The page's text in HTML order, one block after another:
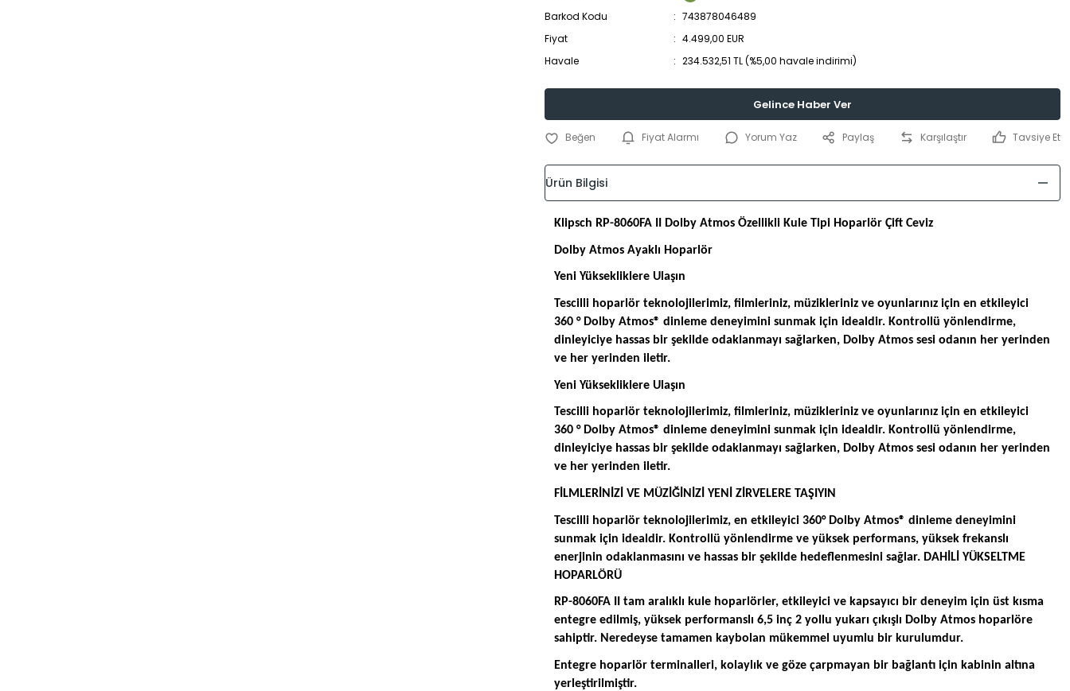
Barkod Kodu
743878046489
Fiyat
4.499,00 EUR
Havale
234.532,51 TL (%5,00 havale indirimi)
Gelince Haber Ver
Fiyat Alarmı Yorum Yaz Paylaş Karşılaştır Tavsiye Et
Ürün Bilgisi
Klipsch RP-8060FA II Dolby Atmos Özellikli Kule Tipi Hoparlör Çift Ceviz
Dolby Atmos Ayaklı Hoparlör
Yeni Yüksekliklere Ulaşın
Tescilli hoparlör teknolojilerimiz, filmleriniz, müzikleriniz ve oyunlarınız için en etkileyici
360 ° Dolby Atmos® dinleme deneyimini sunmak için idealdir. Kontrollü yönlendirme,
dinleyiciye hassas bir şekilde odaklanmayı sağlarken, Dolby Atmos sesi odanın her yerinden
ve her yerinden iletir.
Yeni Yüksekliklere Ulaşın
Tescilli hoparlör teknolojilerimiz, filmleriniz, müzikleriniz ve oyunlarınız için en etkileyici
360 ° Dolby Atmos® dinleme deneyimini sunmak için idealdir. Kontrollü yönlendirme,
dinleyiciye hassas bir şekilde odaklanmayı sağlarken, Dolby Atmos sesi odanın her yerinden
ve her yerinden iletir.
FİLMLERİNİZİ VE MÜZİĞİNİZİ YENİ ZİRVELERE TAŞIYIN
Tescilli hoparlör teknolojilerimiz, en etkileyici 360° Dolby Atmos® dinleme deneyimini
sunmak için idealdir. Kontrollü yönlendirme ve yüksek performans, yüksek frekanslı
enerjinin odaklanmasını ve hassas bir şekilde hedeflenmesini sağlar. DAHİLİ YÜKSELTME
HOPARLÖRÜ
RP-8060FA II tam aralıklı kule hoparlörler, etkileyici ve kapsayıcı bir deneyim için üst kısma
entegre edilmiş, yüksek performanslı 6,5 inç 2 yollu yukarı çıkışlı Dolby Atmos hoparlöre
sahiptir. Neredeyse tamamen kaybolan mükemmel uyumlu bir kurulumdur.
Entegre hoparlör terminalleri, kolaylık ve göze çarpmayan bir bağlantı için kabinin altına
yerleştirilmiştir.